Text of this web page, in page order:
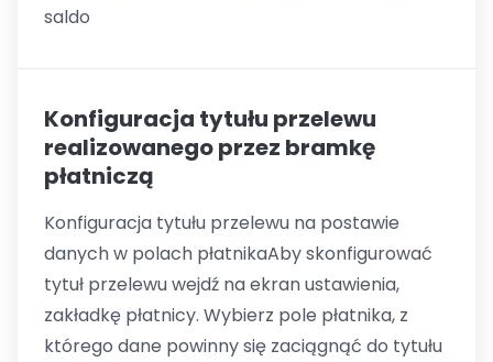
saldo
Konfiguracja tytułu przelewu
realizowanego przez bramkę
płatniczą
Konfiguracja tytułu przelewu na postawie
danych w polach płatnikaAby skonfigurować
tytuł przelewu wejdź na ekran ustawienia,
zakładkę płatnicy. Wybierz pole płatnika, z
którego dane powinny się zaciągnąć do tytułu